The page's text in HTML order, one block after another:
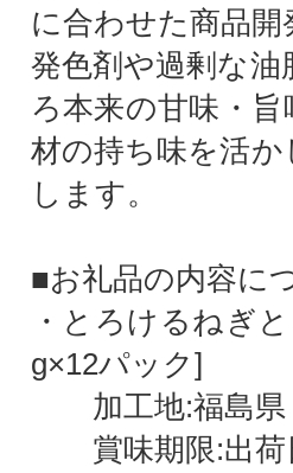
に合わせた商品
発色剤や過剰な
ろ本来の甘味・
材の持ち味を活
します。
■お礼品の内容に
・とろけるねぎ
g×12パック]
加工地:福島県
賞味期限:出荷